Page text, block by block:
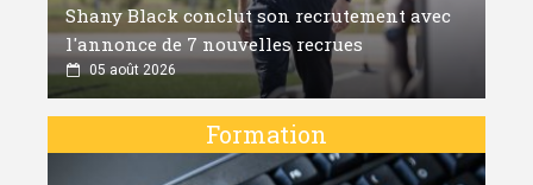
Shany Black conclut son recrutement avec
l'annonce de 7 nouvelles recrues
05 août 2026
Formation